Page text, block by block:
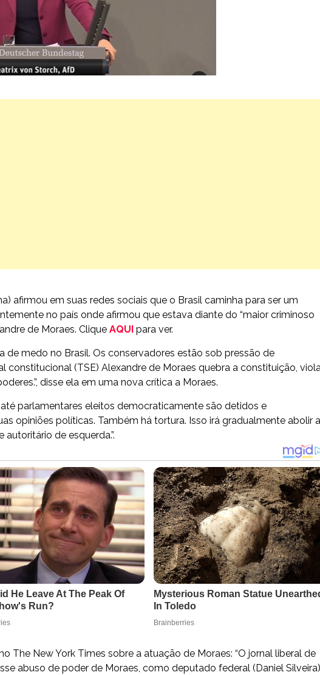
afirmou em suas redes sociais que o Brasil caminha para ser um
no país onde afirmou que estava diante do “maior criminoso
de Moraes. Clique AQUI para ver.
de medo no Brasil. Os conservadores estão sob pressão de
constitucional (TSE) Alexandre de Moraes quebra a constituição,
disse ela em uma nova crítica a Moraes.
parlamentares eleitos democraticamente são detidos e
opiniões políticas. Também há tortura. Isso irá gradualmente abolir a
de esquerda.”.
The New York Times sobre a atuação de Moraes: “O jornal liberal de
abuso de poder de Moraes, como deputado federal (Daniel Silveira)